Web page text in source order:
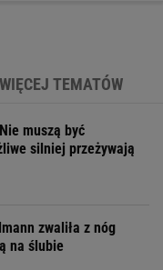
WIĘCEJ TEMATÓW
Nie muszą być
silniej przeżywają
zwaliła z nóg
na ślubie